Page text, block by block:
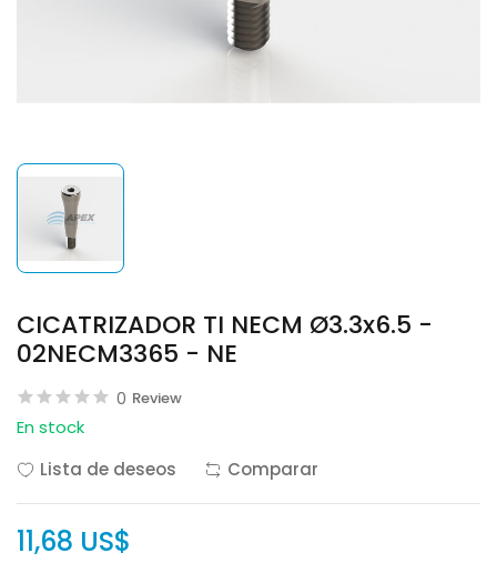
CICATRIZADOR TI NECM Ø3.3x6.5 -
02NECM3365 - NE
0 Review
En stock
Lista de deseos
Comparar
11,68 US$